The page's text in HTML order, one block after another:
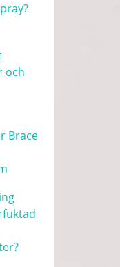
och
Brace